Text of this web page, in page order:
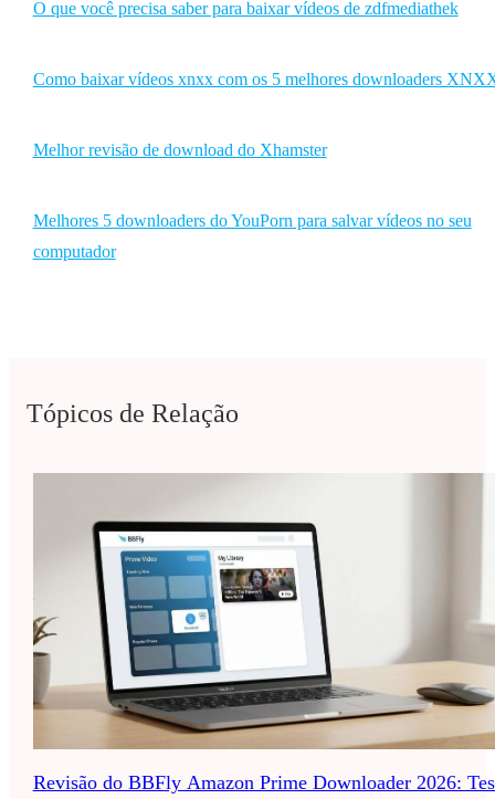
O que você precisa saber para baixar vídeos de zdfmediathek
Como baixar vídeos xnxx com os 5 melhores downloaders
Melhor revisão de download do Xhamster
Melhores 5 downloaders do YouPorn para salvar vídeos no seu
computador
Tópicos de Relação
Revisão do BBFly Amazon Prime Downloader 2026: